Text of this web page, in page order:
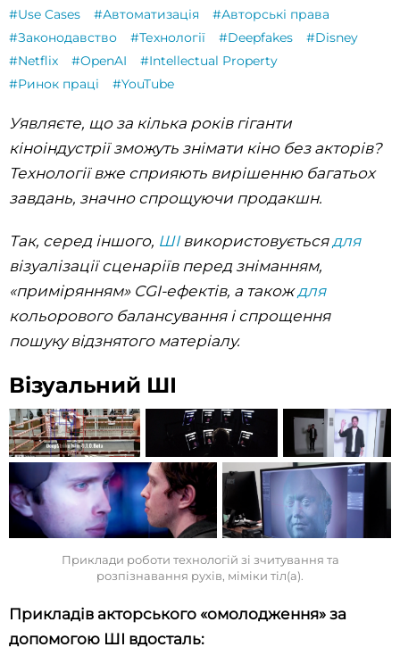
#Use Cases
#Автоматизація
#Авторські права
#Законодавство
#Технології #Deepfakes
#Disney
#Netflix
#OpenAI
#Intellectual Property
#Ринок праці
#YouTube
Уявляєте, що за кілька років гіганти
кіноіндустрії зможуть знімати кіно без акторів?
Технології вже сприяють вирішенню багатьох
завдань, значно спрощуючи продакшн.
Так, серед іншого, ШІвикористовується для
візуалізації сценаріїв перед зніманням,
«примірянням» CGI-ефектів, а такождля
кольорового балансування і спрощення
пошуку відзнятого матеріалу.
Візуальний ШІ
Приклади роботи технологій зі зчитування та
розпізнавання рухів, міміки тіл(а).
Прикладів акторського «омолодження» за
допомогою ШІ вдосталь: